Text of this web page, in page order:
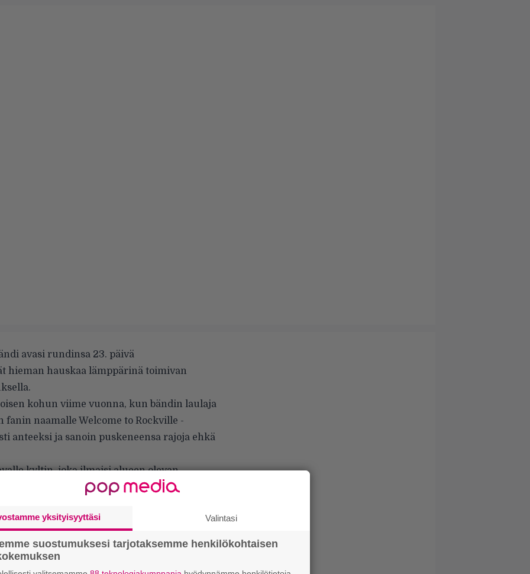
avasi rundinsa 23. päivä
hieman hauskaa lämppärinä toimivan
kohun viime vuonna, kun bändin laulaja
naamalle Welcome to Rockville -
anteeksi ja sanoin puskeneensa rajoja ehkä
kyltin, joka ilmaisi alueen olevan
yksityisyyttäsi Valintasi
suostumuksesi tarjotaksemme henkilökohtaisen